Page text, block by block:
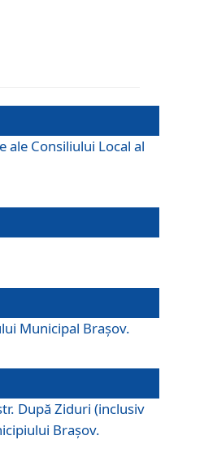
Consiliului Local al
Municipal Braşov.
După Ziduri (inclusiv
Braşov.